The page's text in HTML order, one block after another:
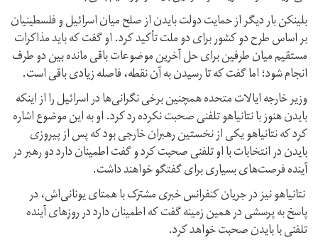
بلینکن بار دیگر از حمایت دولت بایدن از صلح میان اسرائیل و فلسطینیان
بر اساس طرح دو کشور برای دو ملت تأکید کرد. او گفت که باید مذاکرات
مستقیم میان طرفین برای حل آخرین موضوعات باقی مانده بین دو طرف
انجام شود؛ اما گفت که تا رسیدن به آن نقطه، فاصله زیادی باقی است.
وزیر خارجه ایالات متحده همچنین برخی نگرانی‌ها در اسرائیل را از اینکه
بایدن هنوز با نتانیاهو تلفنی صحبت نکرده رد کرد. او به این موضوع اشاره
کرد که نتانیاهو یکی از نخستین رهبران خارجی بود که پس از پیروزی
بایدن در انتخابات با او تلفنی صحبت کرد و گفت اطمینان دارد دو رهبر در
آینده فرصت‌های بسیاری برای گفتگو خواهند داشت.
نتانیاهو نیز در جریان کنفرانس خبری مشترک با همتای یونانی‌اش، در
پاسخ به پرسشی در همین زمینه گفت که اطمینان دارد در روزهای آینده
تلفنی با بایدن صحبت خواهد کرد.